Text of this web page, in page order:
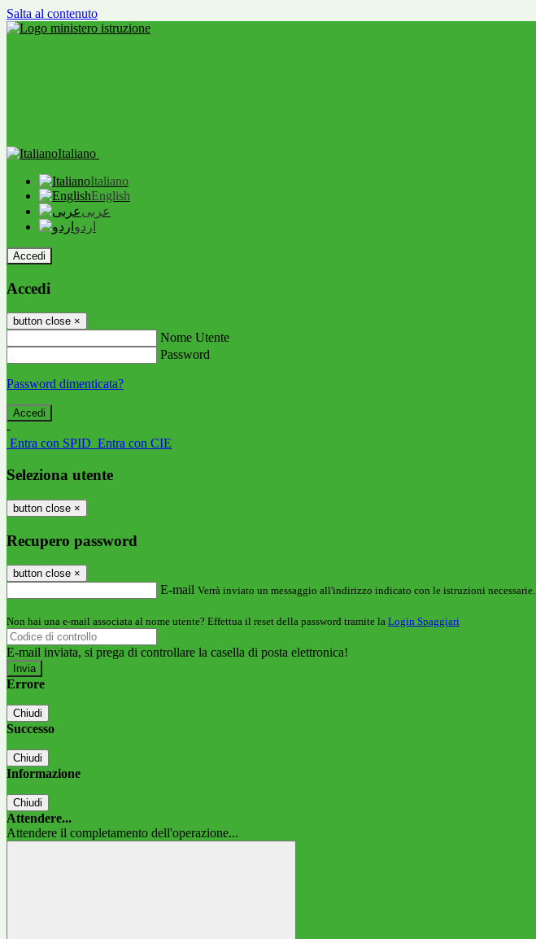
Salta al contenuto
Italiano
Italiano
English
عربى
اردو
Accedi
Accedi
button close ×
Nome Utente
Password
Password dimenticata?
-
Entra con SPID Entra con CIE
Seleziona utente
button close ×
Recupero password
button close ×
E-mail Verrà inviato un messaggio all'indirizzo indicato con le istruzioni necessarie.
Non hai una e-mail associata al nome utente? Effettua il reset della password tramite la Login Spaggiari
E-mail inviata, si prega di controllare la casella di posta elettronica!
Errore
Chiudi
Successo
Chiudi
Informazione
Chiudi
Attendere...
Attendere il completamento dell'operazione...